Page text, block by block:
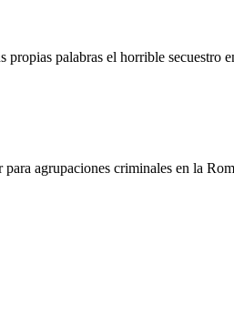
palabras el horrible
agrupaciones criminales en la